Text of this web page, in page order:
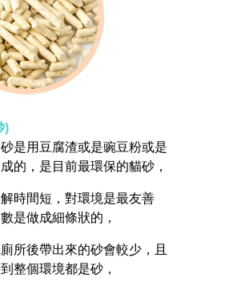
)
是用豆腐渣或是豌豆粉或是
的，是目前最環保的貓砂，
解時間短，對環境是最友善
是做成細條狀的，
所後帶出來的砂會較少，且
整個環境都是砂，